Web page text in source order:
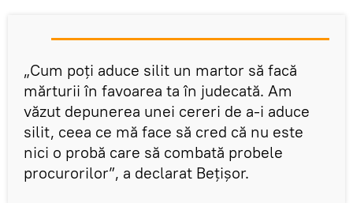
„Cum poţi aduce silit un martor să facă
mărturii în favoarea ta în judecată. Am
văzut depunerea unei cereri de a-i aduce
silit, ceea ce mă face să cred că nu este
nici o probă care să combată probele
procurorilor”, a declarat Beţişor.